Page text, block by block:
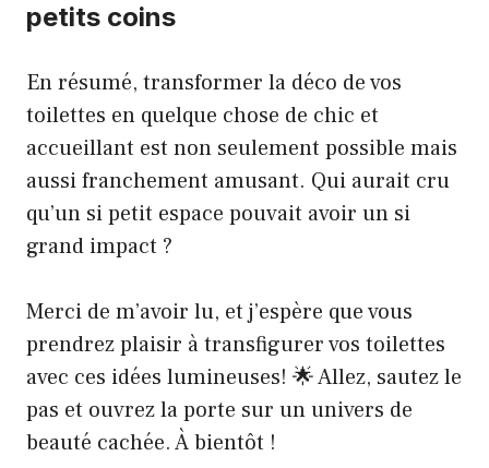
petits coins
En résumé, transformer la déco de vos
toilettes en quelque chose de chic et
accueillant est non seulement possible mais
aussi franchement amusant. Qui aurait cru
qu’un si petit espace pouvait avoir un si
grand impact ?
Merci de m’avoir lu, et j’espère que vous
prendrez plaisir à transfigurer vos toilettes
avec ces idées lumineuses! 🌟 Allez, sautez le
pas et ouvrez la porte sur un univers de
beauté cachée. À bientôt !